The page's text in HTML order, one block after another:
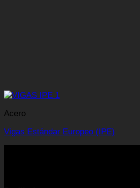
Acero
Vigas Estándar Europeo (IPE)